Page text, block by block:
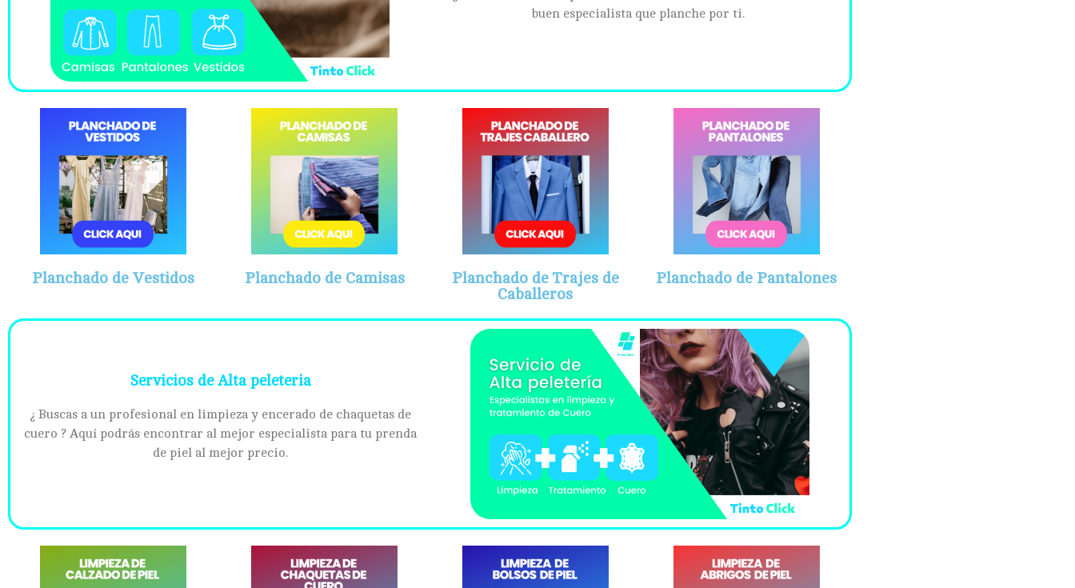
buen especialista que planche por ti.
Planchado de Vestidos Planchado de Camisas
Planchado de Trajes de
Caballeros
Planchado de Pantalones
Servicios de Alta peleteria
¿ Buscas a un profesional en limpieza y encerado de chaquetas de
cuero ? Aquí podrás encontrar al mejor especialista para tu prenda
de piel al mejor precio.